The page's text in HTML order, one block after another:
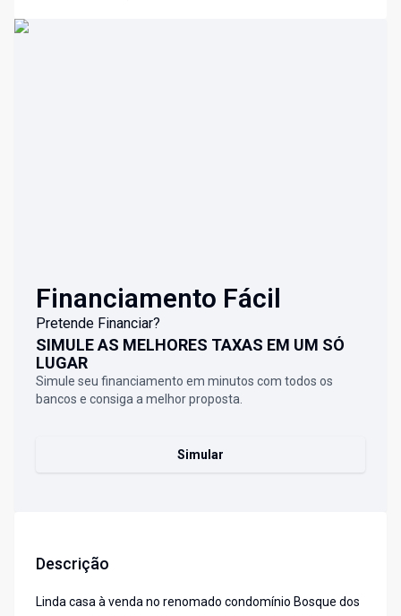
Financiamento Fácil
Pretende Financiar?
SIMULE AS MELHORES TAXAS EM UM SÓ
LUGAR
Simule seu financiamento em minutos com todos os
bancos e consiga a melhor proposta.
Simular
Descrição
Linda casa à venda no renomado condomínio Bosque dos